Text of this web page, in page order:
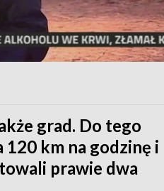
grad. Do tego
km na godzinę i
prawie dwa